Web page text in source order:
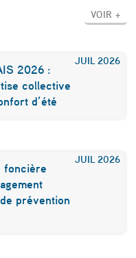
VOIR +
JUIL 2026
2026 :
collective
d’été
JUIL 2026
foncière
prévention